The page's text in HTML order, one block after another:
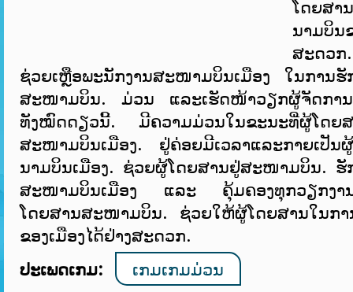
ໂດຍ​ສາ
ນາມ​ບິນ​
ສະ​ດ
ຊ່ວຍເຫຼືອພະນັກງານສະໜາມບິນເມືອງ ໃນການຮັ
ສະໜາມບິນ. ມ່ວນ ແລະເຮັດໜ້າວຽກຜູ້ຈັດການ
ທັງໝົດດຽວນີ້. ມີຄວາມມ່ວນໃນຂະນະທີ່ຜູ້ໂດຍ
ສະໜາມບິນເມືອງ. ຢູ່ຄ່ອຍມີເວລາແລະກາຍເປັນ
ນາມບິນເມືອງ. ຊ່ວຍຜູ້ໂດຍສານຢູ່ສະໜາມບິນ. ຮັ
ສະໜາມ​ບິນ​ເມືອງ ​ແລະ ຄຸ້ມ​ຄອງ​ທຸກ​ວຽກ​ງານ​
ໂດຍສານ​ສະໜາມ​ບິນ. ຊ່ວຍ​ໃຫ້​ຜູ້​ໂດຍ​ສານ​ໃນ​ກ
ຂອງ​ເມືອງ​ໄດ້​ຢ່າງ​ສະ​ດວກ​.
ປະເພດເກມ:
ເກມເກມມ່ວນ